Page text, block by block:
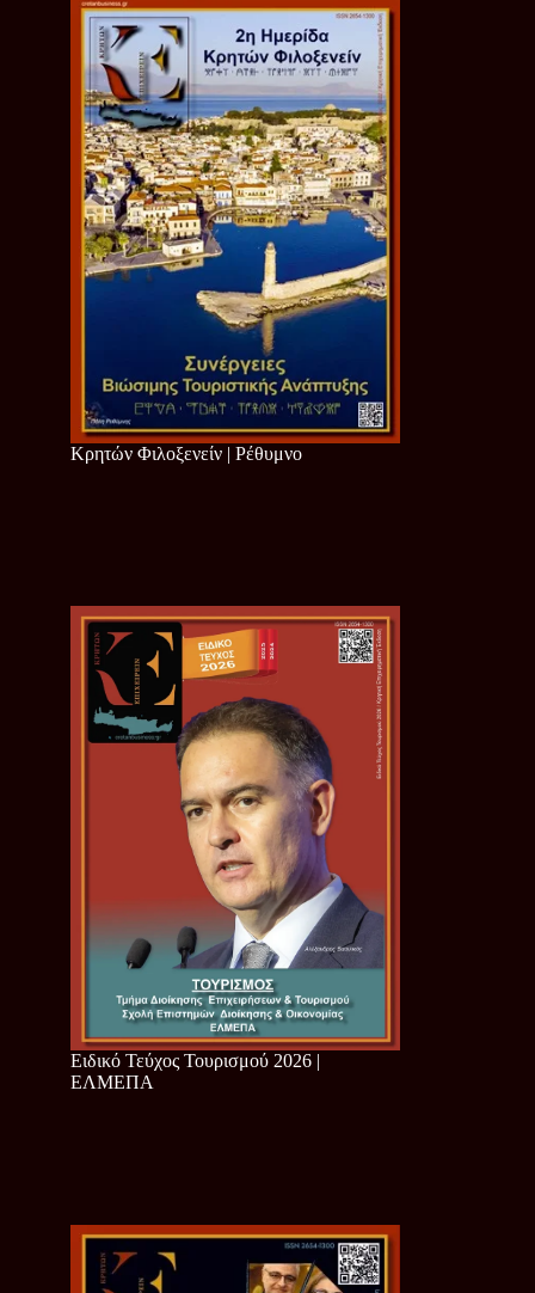
Κρητών Φιλοξενείν | Ρέθυμνο
Ειδικό Τεύχος Τουρισμού 2026 |
ΕΛΜΕΠΑ